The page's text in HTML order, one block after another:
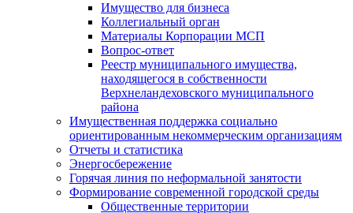
Имущество для бизнеса
Коллегиальный орган
Материалы Корпорации МСП
Вопрос-ответ
Реестр муниципального имущества,
находящегося в собственности
Верхнеландеховского муниципального
района
Имущественная поддержка социально
ориентированным некоммерческим организациям
Отчеты и статистика
Энергосбережение
Горячая линия по неформальной занятости
Формирование современной городской среды
Общественные территории